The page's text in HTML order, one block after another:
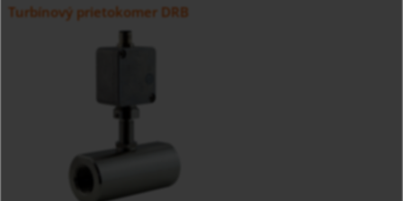
Turbínový prietokomer DRB